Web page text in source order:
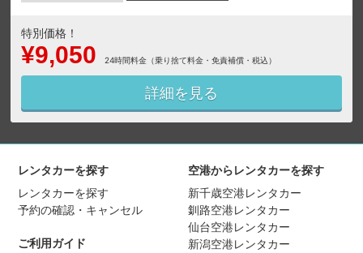
特別価格！
¥9,050 24時間料金（乗り捨て料金・免責補償・税込）
詳細を見る
レンタカーを探す
レンタカーを探す
予約の確認・キャンセル
ご利用ガイド
空港からレンタカーを探す
新千歳空港レンタカー
釧路空港レンタカー
仙台空港レンタカー
新潟空港レンタカー